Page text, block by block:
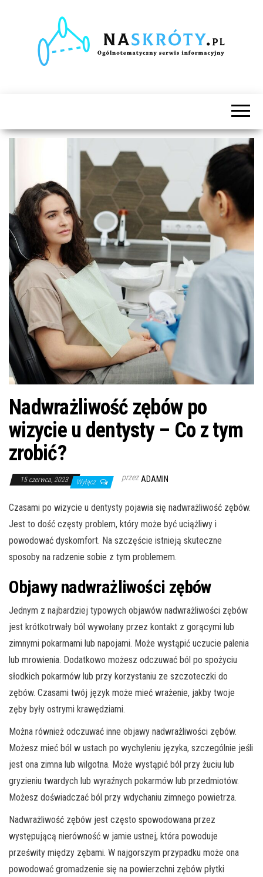
Nadwrażliwość zębów po
wizycie u dentysty – Co z tym
zrobić?
15 czerwca, 2023 Wyłącz przez ADAMIN
Czasami po wizycie u dentysty pojawia się nadwrażliwość zębów.
Jest to dość częsty problem, który może być uciążliwy i
powodować dyskomfort. Na szczęście istnieją skuteczne
sposoby na radzenie sobie z tym problemem.
Objawy nadwrażliwości zębów
Jednym z najbardziej typowych objawów nadwrażliwości zębów
jest krótkotrwały ból wywołany przez kontakt z gorącymi lub
zimnymi pokarmami lub napojami. Może wystąpić uczucie palenia
lub mrowienia. Dodatkowo możesz odczuwać ból po spożyciu
słodkich pokarmów lub przy korzystaniu ze szczoteczki do
zębów. Czasami twój język może mieć wrażenie, jakby twoje
zęby były ostrymi krawędziami.
Można również odczuwać inne objawy nadwrażliwości zębów.
Możesz mieć ból w ustach po wychyleniu języka, szczególnie jeśli
jest ona zimna lub wilgotna. Może wystąpić ból przy żuciu lub
gryzieniu twardych lub wyraźnych pokarmów lub przedmiotów.
Możesz doświadczać ból przy wdychaniu zimnego powietrza.
Nadwrażliwość zębów jest często spowodowana przez
występującą nierówność w jamie ustnej, która powoduje
prześwity między zębami. W najgorszym przypadku może ona
powodować gromadzenie się na powierzchni zębów płytki